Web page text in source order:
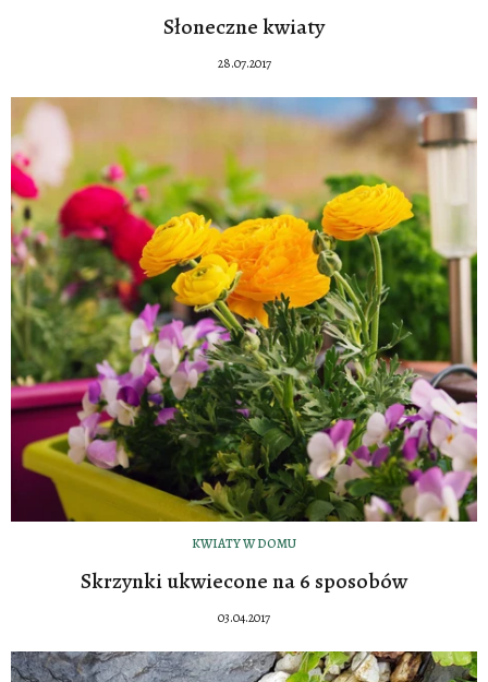
Słoneczne kwiaty
28.07.2017
KWIATY W DOMU
Skrzynki ukwiecone na 6 sposobów
03.04.2017